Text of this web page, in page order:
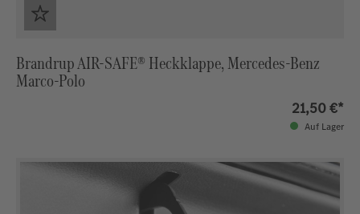
Brandrup AIR-SAFE® Heckklappe, Mercedes-Benz
Marco-Polo
21,50 €*
Auf Lager